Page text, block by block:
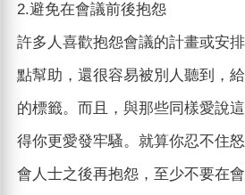
2.避免在會議前後抱怨
許多人喜歡抱怨會議的計畫或安
點幫助，還很容易被別人聽到，
的標籤。而且，與那些同樣愛說
得你更愛發牢騷。就算你忍不住
會人士之後再抱怨，至少不要在